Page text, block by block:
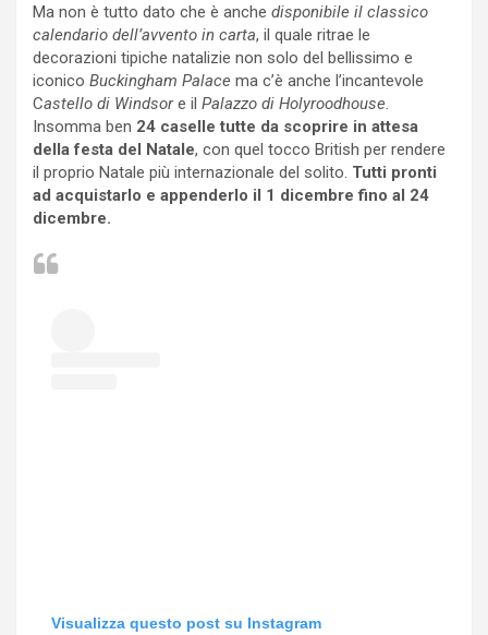
Ma non è tutto dato che è anche disponibile il classico
calendario dell’avvento in carta, il quale ritrae le
decorazioni tipiche natalizie non solo del bellissimo e
iconico Buckingham Palace ma c’è anche l’incantevole
Castello di Windsore il Palazzo di Holyroodhouse.
Insomma ben 24 caselle tutte da scoprire in attesa
della festa del Natale, con quel tocco British per rendere
il proprio Natale più internazionale del solito. Tutti pronti
ad acquistarlo e appenderlo il 1 dicembre fino al 24
dicembre.
Visualizza questo post su Instagram